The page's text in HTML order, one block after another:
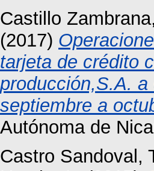
Castillo
(2017)
tarjeta de crédito
producción,S.A.
septiembre a
Autónoma de
Castro Sandoval,